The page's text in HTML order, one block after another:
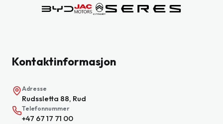
Kontaktinformasjon
Adresse
Rudssletta 88, Rud
Telefonnummer
+47 67 17 71 00